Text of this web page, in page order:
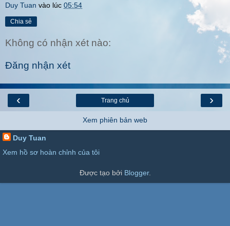
Duy Tuan vào lúc 05:54
Chia sẻ
Không có nhận xét nào:
Đăng nhận xét
‹ ›
Trang chủ
Xem phiên bản web
Duy Tuan
Xem hồ sơ hoàn chỉnh của tôi
Được tạo bởi Blogger.